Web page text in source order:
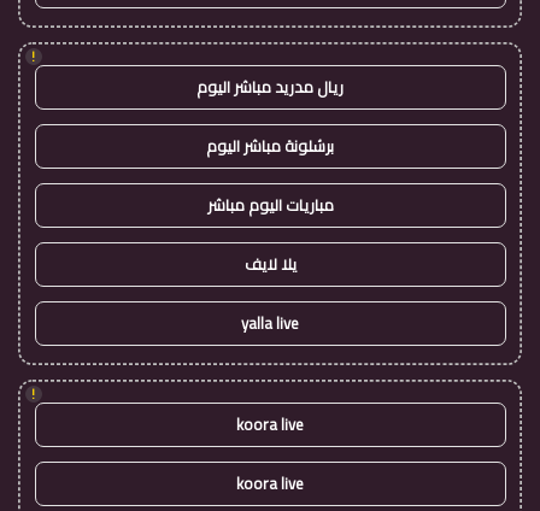
!
ريال مدريد مباشر اليوم
برشلونة مباشر اليوم
مباريات اليوم مباشر
يلا لايف
yalla live
!
koora live
koora live